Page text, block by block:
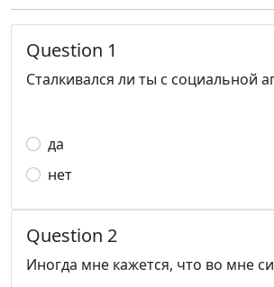
Question 1
Сталкивался ли ты с социальной
да
нет
Question 2
Иногда мне кажется, что во мне